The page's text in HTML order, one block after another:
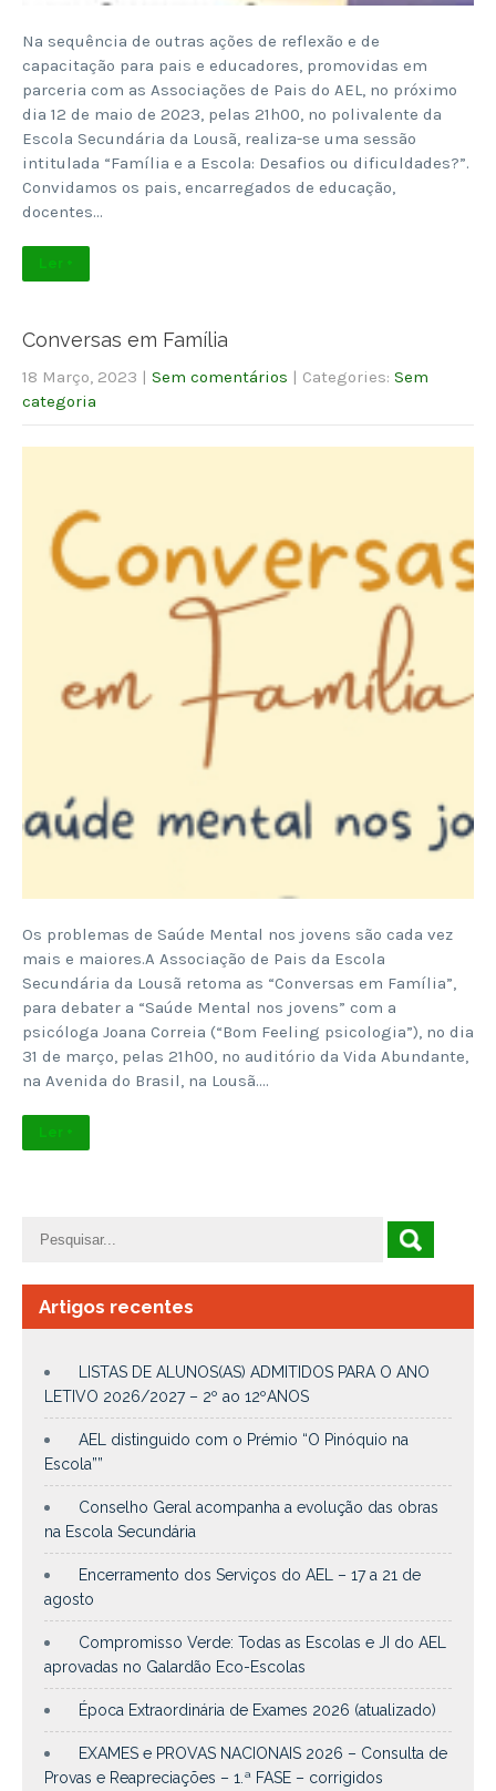
Na sequência de outras ações de reflexão e de
capacitação para pais e educadores, promovidas em
parceria com as Associações de Pais do AEL, no próximo
dia 12 de maio de 2023, pelas 21h00, no polivalente da
Escola Secundária da Lousã, realiza-se uma sessão
intitulada “Família e a Escola: Desafios ou dificuldades?”.
Convidamos os pais, encarregados de educação,
docentes…
Ler +
Conversas em Família
18 Março, 2023 | Sem comentários | Categories: Sem
categoria
Os problemas de Saúde Mental nos jovens são cada vez
mais e maiores.A Associação de Pais da Escola
Secundária da Lousã retoma as “Conversas em Família”,
para debater a “Saúde Mental nos jovens” com a
psicóloga Joana Correia (“Bom Feeling psicologia”), no dia
31 de março, pelas 21h00, no auditório da Vida Abundante,
na Avenida do Brasil, na Lousã….
Ler +
Artigos recentes
LISTAS DE ALUNOS(AS) ADMITIDOS PARA O ANO
LETIVO 2026/2027 – 2º ao 12ºANOS
AEL distinguido com o Prémio “O Pinóquio na
Escola””
Conselho Geral acompanha a evolução das obras
na Escola Secundária
Encerramento dos Serviços do AEL – 17 a 21 de
agosto
Compromisso Verde: Todas as Escolas e JI do AEL
aprovadas no Galardão Eco-Escolas
Época Extraordinária de Exames 2026 (atualizado)
EXAMES e PROVAS NACIONAIS 2026 – Consulta de
Provas e Reapreciações – 1.ª FASE – corrigidos